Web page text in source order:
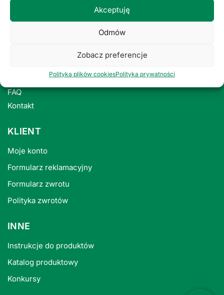
Akceptuję
Odmów
Zobacz preferencje
Polityka plików cookiesPolityka prywatności
O NAS
Polityka prywatności
FAQ
Kontakt
KLIENT
Moje konto
Formularz reklamacyjny
Formularz zwrotu
Polityka zwrotów
INNE
Instrukcje do produktów
Katalog produktowy
Konkursy